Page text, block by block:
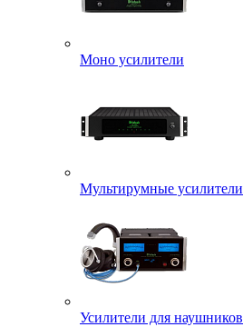
Моно усилители
Мультирумные усилители
Усилители для наушников